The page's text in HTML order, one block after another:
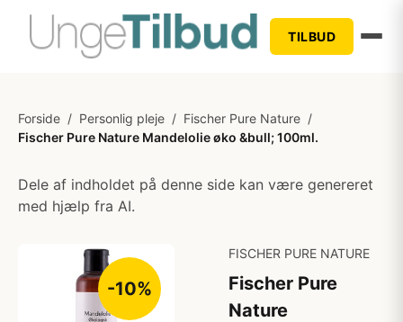
TILBUD
Forside / Personlig pleje / Fischer Pure Nature /
Fischer Pure Nature Mandelolie øko &bull; 100ml.
Dele af indholdet på denne side kan være genereret
med hjælp fra AI.
-10%
FISCHER PURE NATURE
Fischer Pure
Nature